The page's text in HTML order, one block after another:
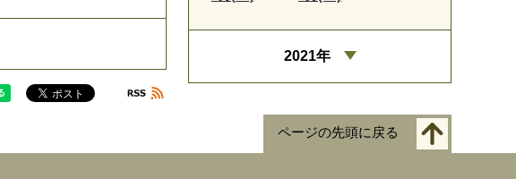
2021年
ページの先頭に戻る